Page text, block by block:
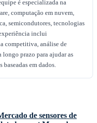
é especializada na
computação em nuvem,
semicondutores, tecnologias
inclui
competitiva, análise de
longo prazo para ajudar as
baseadas em dados.
de sensores de